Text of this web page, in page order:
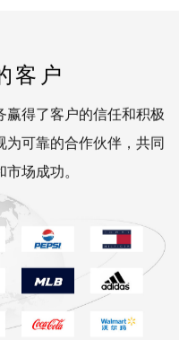
客户
赢得了客户的信任和积极
可靠的合作伙伴，共同
场成功。